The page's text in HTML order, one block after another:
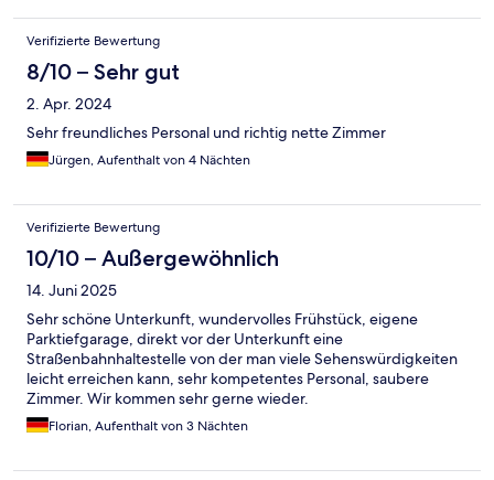
Verifizierte Bewertung
8/10 – Sehr gut
2. Apr. 2024
Sehr freundliches Personal und richtig nette Zimmer
Jürgen, Aufenthalt von 4 Nächten
Verifizierte Bewertung
10/10 – Außergewöhnlich
14. Juni 2025
Sehr schöne Unterkunft, wundervolles Frühstück, eigene
Parktiefgarage, direkt vor der Unterkunft eine
Straßenbahnhaltestelle von der man viele Sehenswürdigkeiten
leicht erreichen kann, sehr kompetentes Personal, saubere
Zimmer. Wir kommen sehr gerne wieder.
Florian, Aufenthalt von 3 Nächten